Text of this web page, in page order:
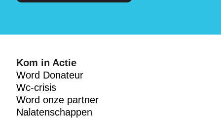
Kom in Actie
Word Donateur
Wc-crisis
Word onze partner
Nalatenschappen